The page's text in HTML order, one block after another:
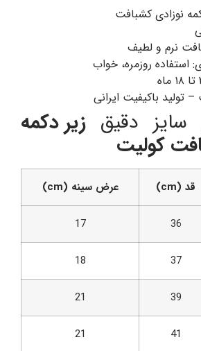
نوزادی کشبافت
نرم و لطیف
استفاده روزمره، خواب
تولید باکیفیت ایرانی
دقیق زیر دکمه
کولیت
قد (cm) عرض سینه (cm)
36
17
37
18
39
21
41
21